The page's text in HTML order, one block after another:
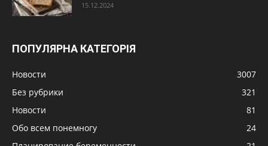
15.12.2024
ПОПУЛЯРНА КАТЕГОРІЯ
Новости
3007
Без рубрики
321
Новости
81
Обо всем понемногу
24